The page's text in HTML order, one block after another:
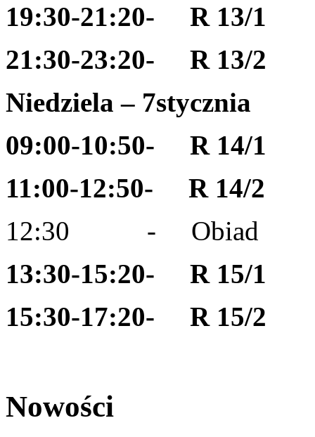
19:30-21:20- R 13/1
21:30-23:20- R 13/2
Niedziela – 7stycznia
09:00-10:50- R 14/1
11:00-12:50- R 14/2
12:30 - Obiad
13:30-15:20- R 15/1
15:30-17:20- R 15/2
Nowości